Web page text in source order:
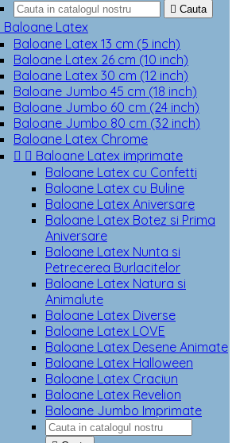
 Cauta
Baloane Latex
Baloane Latex 13 cm (5 inch)
Baloane Latex 26 cm (10 inch)
Baloane Latex 30 cm (12 inch)
Baloane Jumbo 45 cm (18 inch)
Baloane Jumbo 60 cm (24 inch)
Baloane Jumbo 80 cm (32 inch)
Baloane Latex Chrome
  Baloane Latex imprimate
Baloane Latex cu Confetti
Baloane Latex cu Buline
Baloane Latex Aniversare
Baloane Latex Botez si Prima
Aniversare
Baloane Latex Nunta si
Petrecerea Burlacitelor
Baloane Latex Natura si
Animalute
Baloane Latex Diverse
Baloane Latex LOVE
Baloane Latex Desene Animate
Baloane Latex Halloween
Baloane Latex Craciun
Baloane Latex Revelion
Baloane Jumbo Imprimate